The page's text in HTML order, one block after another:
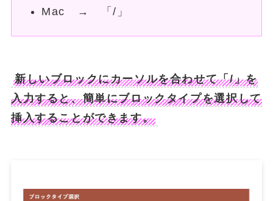
Mac → 「/」
新しいブロックにカーソルを合わせて「/」を
入力すると、簡単にブロックタイプを選択して
挿入することができます。